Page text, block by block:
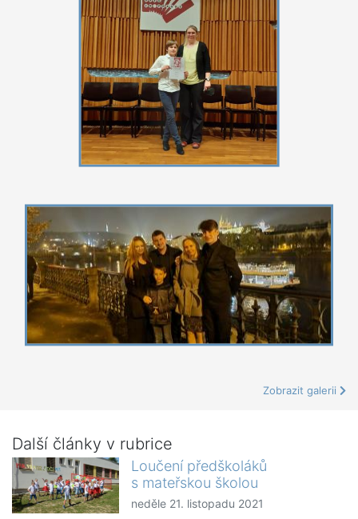
Zobrazit galerii
Další články v rubrice
Loučení předškoláků
s mateřskou školou
neděle 21. listopadu 2021